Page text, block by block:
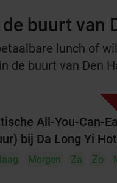
buurt van
lunch of
de buurt van Den
All-You-Can-
bij Da Long Yi
Morgen Za Zo